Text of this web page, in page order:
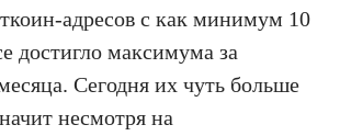
адресов с как минимум 10
достигло максимума за
Сегодня их чуть больше
несмотря на